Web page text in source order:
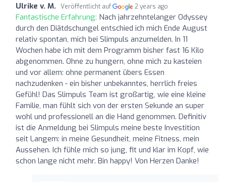
Ulrike v. M. Veröffentlicht auf 2 years ago
Fantastische Erfahrung: Nach jahrzehntelanger Odyssey
durch den Diätdschungel entschied ich mich Ende August
relativ spontan, mich bei Slimpuls anzumelden. In 11
Wochen habe ich mit dem Programm bisher fast 16 Kilo
abgenommen. Ohne zu hungern, ohne mich zu kasteien
und vor allem: ohne permanent übers Essen
nachzudenken - ein bisher unbekanntes, herrlich freies
Gefühl! Das Slimpuls Team ist großartig, wie eine kleine
Familie, man fühlt sich von der ersten Sekunde an super
wohl und professionell an die Hand genommen. Definitiv
ist die Anmeldung bei Slimpuls meine beste Investition
seit Langem: in meine Gesundheit, meine Fitness, mein
Aussehen. Ich fühle mich so jung, fit und klar im Kopf, wie
schon lange nicht mehr. Bin happy! Von Herzen Danke!